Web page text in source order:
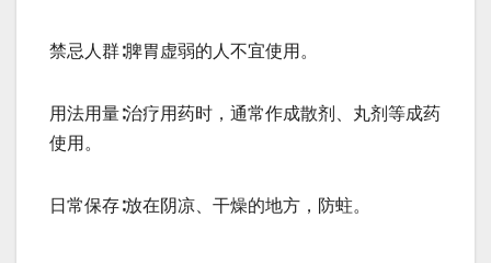
禁忌人群∶脾胃虚弱的人不宜使用。
用法用量∶治疗用药时，通常作成散剂、丸剂等成药
使用。
日常保存∶放在阴凉、干燥的地方，防蛀。